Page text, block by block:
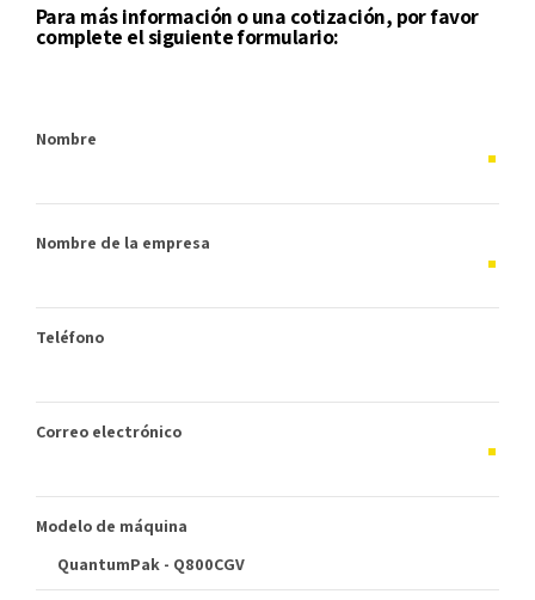
Para más información o una cotización, por favor
complete el siguiente formulario:
Nombre
Nombre de la empresa
Teléfono
Correo electrónico
Modelo de máquina